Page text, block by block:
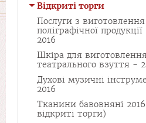
Відкриті торги
Послуги з виготовлення
поліграфічної
2016
Шкіра для
театрального взуття -
Духові музичні
2016
Тканини бавовняні
відкриті торги)